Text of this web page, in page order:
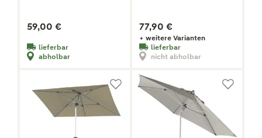
59,00 €
lieferbar
abholbar
77,90 €
+ weitere Varianten
lieferbar
nicht abholbar